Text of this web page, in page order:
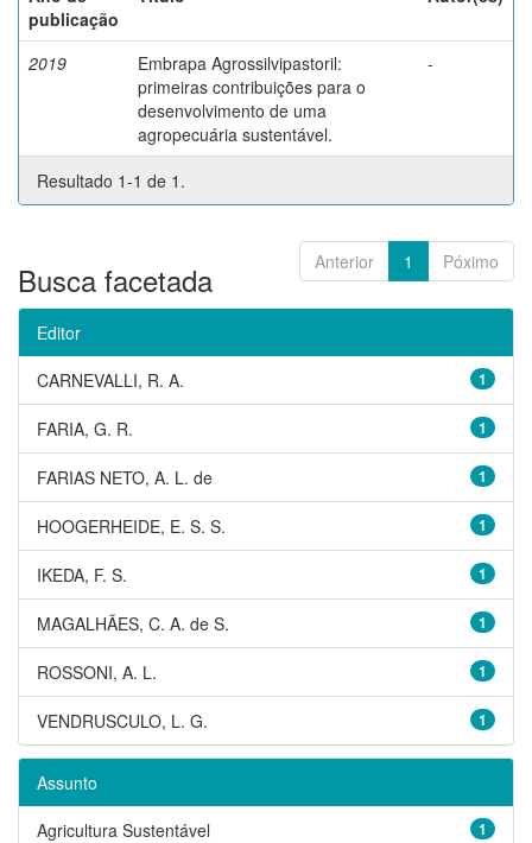
publicação
2019
Embrapa Agrossilvipastoril:
primeiras contribuições para o
desenvolvimento de uma
agropecuária sustentável.
-
Resultado 1-1 de 1.
Anterior 1 Póximo
Busca facetada
Editor
1
CARNEVALLI, R. A.
1
FARIA, G. R.
1
FARIAS NETO, A. L. de
1
HOOGERHEIDE, E. S. S.
1
IKEDA, F. S.
1
MAGALHÃES, C. A. de S.
1
ROSSONI, A. L.
1
VENDRUSCULO, L. G.
Assunto
1
Agricultura Sustentável